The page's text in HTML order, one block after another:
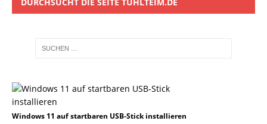
DURCHSUCHT DIE SEITE TUHLTEIM.DE
Windows 11 auf startbaren USB-Stick installieren